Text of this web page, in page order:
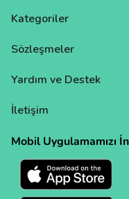
Kategoriler
Sözleşmeler
Yardım ve Destek
İletişim
Mobil Uygulamamızı